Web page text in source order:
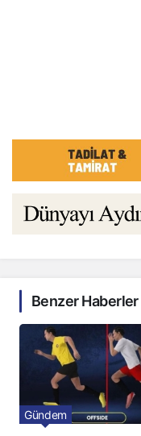
Benzer Haberler
Gündem